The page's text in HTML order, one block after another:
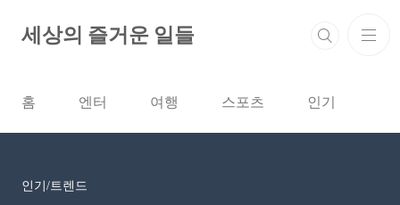
세상의 즐거운 일들
홈 엔터 여행 스포츠 인기
인기/트렌드